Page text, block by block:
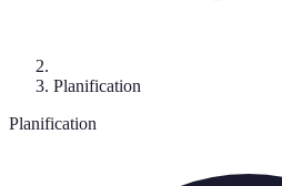
Planification
Planification